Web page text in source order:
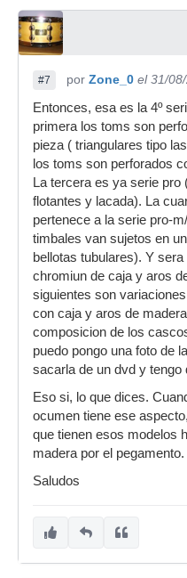
#7 por Zone_0 el 31/
Entonces, esa es la 4º
primera los toms son
pieza ( triangulares tipo
los toms son perforados
La tercera es ya serie pro
flotantes y lacada). La
pertenece a la serie pro-
timbales van sujetos en
bellotas tubulares). Y
chromiun de caja y aros
siguientes son
con caja y aros de
composicion de los
puedo pongo una foto de
sacarla de un dvd y tengo
Eso si, lo que dices.
ocumen tiene ese
que tienen esos modelos
madera por el pegamento.
Saludos